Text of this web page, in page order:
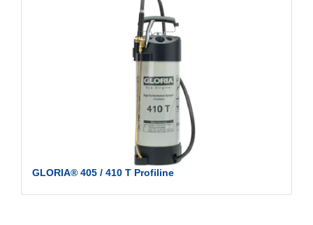
GLORIA® 405 / 410 T Profiline